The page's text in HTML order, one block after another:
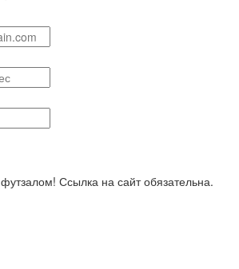
Ссылка на сайт обязательна.